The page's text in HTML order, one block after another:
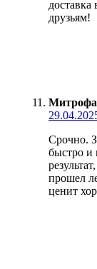
друзьям!
Срочно.
быстро и
прошел
ценит